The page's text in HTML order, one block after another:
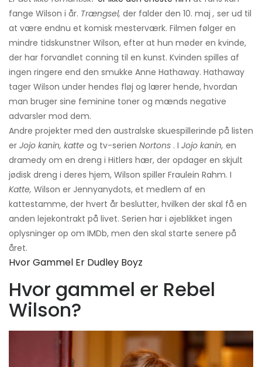
fange Wilson i år. Trængsel, der falder den 10. maj , ser ud til
at være endnu et komisk mesterværk. Filmen følger en
mindre tidskunstner Wilson, efter at hun møder en kvinde,
der har forvandlet conning til en kunst. Kvinden spilles af
ingen ringere end den smukke Anne Hathaway. Hathaway
tager Wilson under hendes fløj og lærer hende, hvordan
man bruger sine feminine toner og mænds negative
advarsler mod dem.
Andre projekter med den australske skuespillerinde på listen
er Jojo kanin, katte og tv-serien Nortons . I Jojo kanin, en
dramedy om en dreng i Hitlers hær, der opdager en skjult
jødisk dreng i deres hjem, Wilson spiller Fraulein Rahm. I
Katte, Wilson er Jennyanydots, et medlem af en
kattestamme, der hvert år beslutter, hvilken der skal få en
anden lejekontrakt på livet. Serien har i øjeblikket ingen
oplysninger op om IMDb, men den skal starte senere på
året.
Hvor Gammel Er Dudley Boyz
Hvor gammel er Rebel
Wilson?